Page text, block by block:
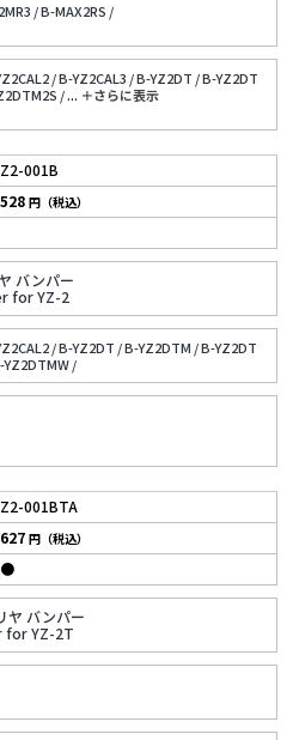
/B-MAX2RS /
/B-YZ2CAL3 /B-YZ2DT /B-YZ2DT
/... ＋さらに表⽰
Z2-001B
バンパー
for YZ-2
528円（税込）
/B-YZ2DT /B-YZ2DTM /B-YZ2DT
YZ2DTMW /
Z2-001BTA
ヤ バンパー
for YZ-2T
627円（税込）
●